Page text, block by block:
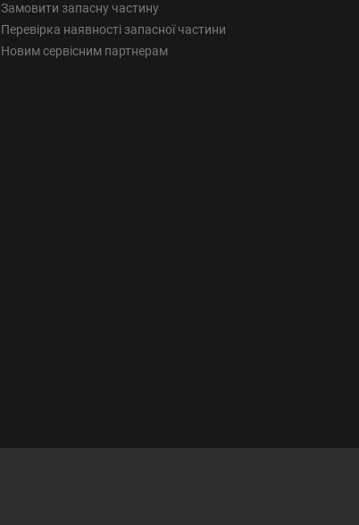
Замовити запасну частину
Перевірка наявності запасної частини
Новим сервісним партнерам